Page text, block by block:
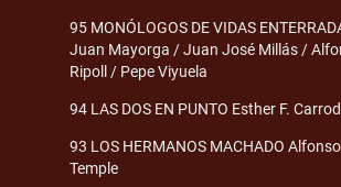
95 MONÓLOGOS DE VIDAS
Juan Mayorga / Juan José Millás /
Ripoll / Pepe Viyuela
94 LAS DOS EN PUNTO Esther F.
93 LOS HERMANOS MACHADO
Temple